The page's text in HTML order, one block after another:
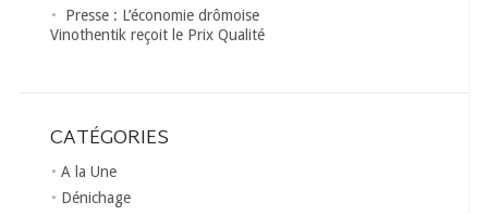
Presse : L’économie drômoise
Vinothentik reçoit le Prix Qualité
CATÉGORIES
A la Une
Dénichage